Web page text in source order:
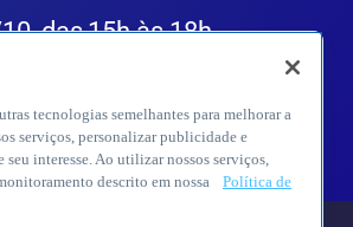
das 15h às 18h
tecnologias semelhantes para melhorar a
serviços, personalizar publicidade e
interesse. Ao utilizar nossos serviços,
descrito em nossa
Política de